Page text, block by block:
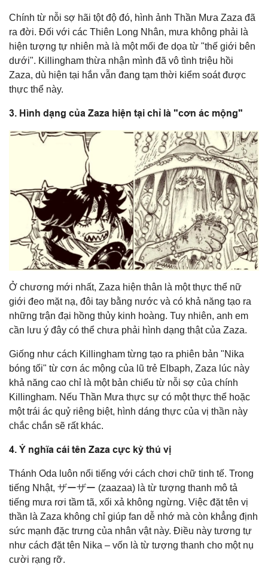
Chính từ nỗi sợ hãi tột độ đó, hình ảnh Thần Mưa Zaza đã
ra đời. Đối với các Thiên Long Nhân, mưa không phải là
hiện tượng tự nhiên mà là một mối đe dọa từ "thế giới bên
dưới". Killingham thừa nhận mình đã vô tình triệu hồi
Zaza, dù hiện tại hắn vẫn đang tạm thời kiểm soát được
thực thể này.
3. Hình dạng của Zaza hiện tại chỉ là "cơn ác mộng"
Ở chương mới nhất, Zaza hiện thân là một thực thể nữ
giới đeo mặt nạ, đôi tay bằng nước và có khả năng tạo ra
những trận đại hồng thủy kinh hoàng. Tuy nhiên, anh em
cần lưu ý đây có thể chưa phải hình dạng thật của Zaza.
Giống như cách Killingham từng tạo ra phiên bản "Nika
bóng tối" từ cơn ác mộng của lũ trẻ Elbaph, Zaza lúc này
khả năng cao chỉ là một bản chiếu từ nỗi sợ của chính
Killingham. Nếu Thần Mưa thực sự có một thực thể hoặc
một trái ác quỷ riêng biệt, hình dáng thực của vị thần này
chắc chắn sẽ rất khác.
4. Ý nghĩa cái tên Zaza cực kỳ thú vị
Thánh Oda luôn nổi tiếng với cách chơi chữ tinh tế. Trong
tiếng Nhật, ザーザー (zaazaa) là từ tượng thanh mô tả
tiếng mưa rơi tầm tã, xối xả không ngừng. Việc đặt tên vị
thần là Zaza không chỉ giúp fan dễ nhớ mà còn khẳng định
sức mạnh đặc trưng của nhân vật này. Điều này tương tự
như cách đặt tên Nika – vốn là từ tượng thanh cho một nụ
cười rạng rỡ.